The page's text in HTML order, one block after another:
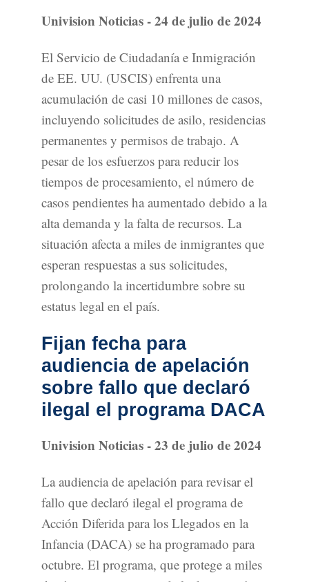
Univision Noticias - 24 de julio de 2024
El Servicio de Ciudadanía e Inmigración
de EE. UU. (USCIS) enfrenta una
acumulación de casi 10 millones de casos,
incluyendo solicitudes de asilo, residencias
permanentes y permisos de trabajo. A
pesar de los esfuerzos para reducir los
tiempos de procesamiento, el número de
casos pendientes ha aumentado debido a la
alta demanda y la falta de recursos. La
situación afecta a miles de inmigrantes que
esperan respuestas a sus solicitudes,
prolongando la incertidumbre sobre su
estatus legal en el país.
Fijan fecha para
audiencia de apelación
sobre fallo que declaró
ilegal el programa DACA
Univision Noticias - 23 de julio de 2024
La audiencia de apelación para revisar el
fallo que declaró ilegal el programa de
Acción Diferida para los Llegados en la
Infancia (DACA) se ha programado para
octubre. El programa, que protege a miles